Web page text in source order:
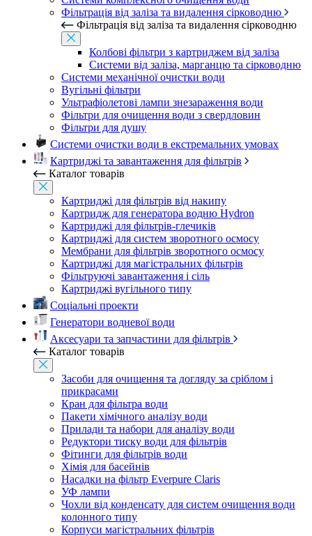
Фільтрація від заліза та видалення сірководню
Фільтрація від заліза та видалення сірководню
Колбові фільтри з картриджем від заліза
Системи від заліза, марганцю та сірководню
Системи механічної очистки води
Вугільні фільтри
Ультрафіолетові лампи знезараження води
Фільтри для очищення води з свердловин
Фільтри для душу
Системи очистки води в екстремальних умовах
Картриджі та завантаження для фільтрів
Каталог товарів
Картриджі для фільтрів від накипу
Картридж для генератора водню Hydron
Картриджі для фільтрів-глечиків
Картриджі для систем зворотного осмосу
Мембрани для фільтрів зворотного осмосу
Картриджі для магістральних фільтрів
Фільтруючі завантаження і сіль
Картриджі вугільного типу
Соціальні проекти
Генератори водневої води
Аксесуари та запчастини для фільтрів
Каталог товарів
Засоби для очищення та догляду за сріблом і
прикрасами
Кран для фільтра води
Пакети хімічного аналізу води
Прилади та набори для аналізу води
Редуктори тиску води для фільтрів
Фітинги для фільтрів води
Хімія для басейнів
Насадки на фільтр Everpure Claris
УФ лампи
Чохли від конденсату для систем очищення води
колонного типу
Корпуси магістральних фільтрів